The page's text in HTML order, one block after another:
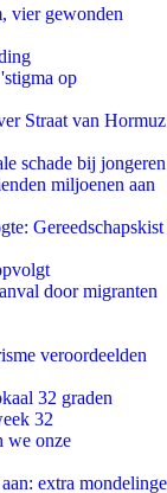
vier gewonden
op
Straat van Hormuz
schade bij jongeren
miljoenen aan
Gereedschapskist
door migranten
veroordeelden
32 graden
32
we onze
extra mondelinge